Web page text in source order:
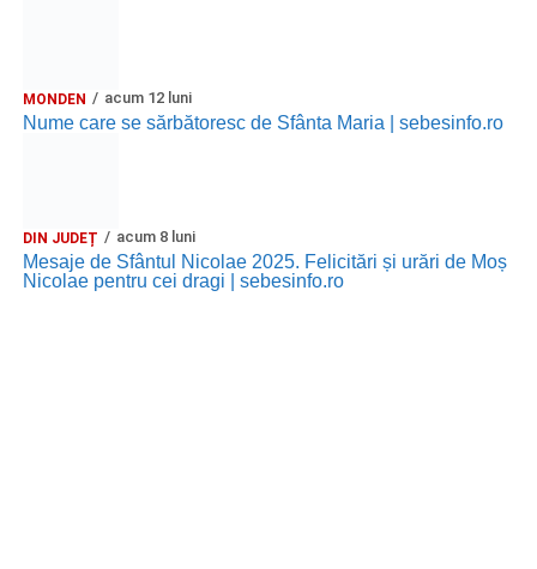
MONDEN acum 12 luni
Nume care se sărbătoresc de Sfânta Maria | sebesinfo.ro
DIN JUDEȚ acum 8 luni
Mesaje de Sfântul Nicolae 2025. Felicitări și urări de Moș
Nicolae pentru cei dragi | sebesinfo.ro